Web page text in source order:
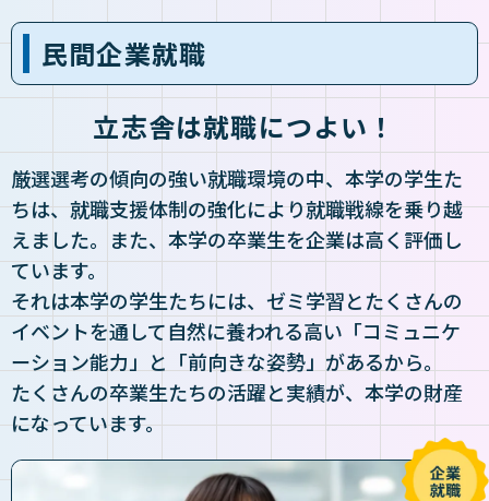
民間企業就職
立志舎は就職につよい！
厳選選考の傾向の強い就職環境の中、本学の学生た
ちは、就職支援体制の強化により就職戦線を乗り越
えました。また、本学の卒業生を企業は高く評価し
ています。
それは本学の学生たちには、ゼミ学習とたくさんの
イベントを通して自然に養われる高い「コミュニケ
ーション能力」と「前向きな姿勢」があるから。
たくさんの卒業生たちの活躍と実績が、本学の財産
になっています。